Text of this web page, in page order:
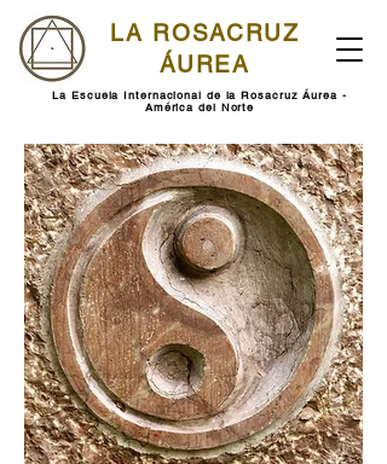
LA ROSACRUZ
ÁUREA
La Escuela Internacional de la Rosacruz Áurea -
América del Norte